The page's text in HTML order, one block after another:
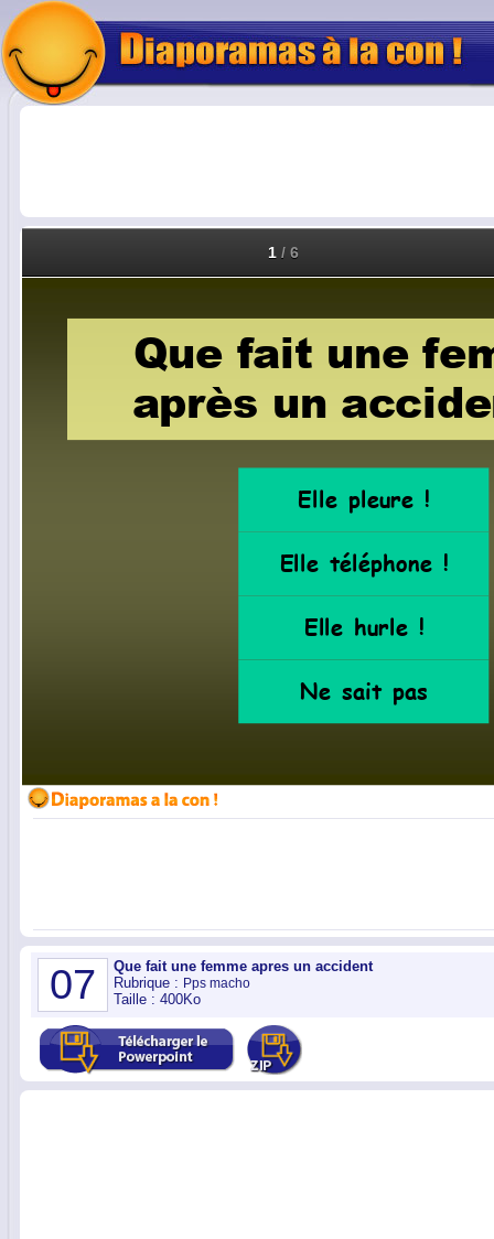
07
Que fait une femme apres un accident
Rubrique : Pps macho
Taille : 400Ko